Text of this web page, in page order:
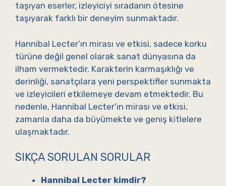
taşıyan eserler, izleyiciyi sıradanın ötesine
taşıyarak farklı bir deneyim sunmaktadır.
Hannibal Lecter’ın mirası ve etkisi, sadece korku
türüne değil genel olarak sanat dünyasına da
ilham vermektedir. Karakterin karmaşıklığı ve
derinliği, sanatçılara yeni perspektifler sunmakta
ve izleyicileri etkilemeye devam etmektedir. Bu
nedenle, Hannibal Lecter’ın mirası ve etkisi,
zamanla daha da büyümekte ve geniş kitlelere
ulaşmaktadır.
SIKÇA SORULAN SORULAR
Hannibal Lecter kimdir?